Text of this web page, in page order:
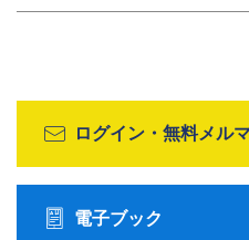
ログイン・無料メル
電子ブック